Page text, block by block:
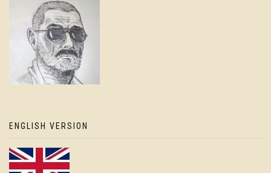
ENGLISH VERSION